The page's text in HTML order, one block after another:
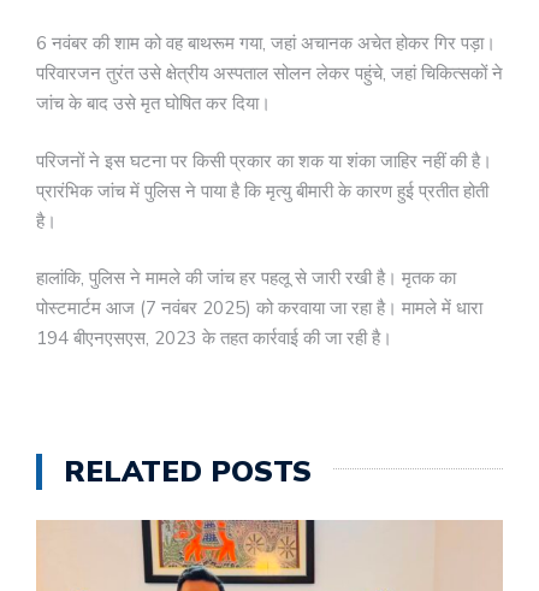
6 नवंबर की शाम को वह बाथरूम गया, जहां अचानक अचेत होकर गिर पड़ा।
परिवारजन तुरंत उसे क्षेत्रीय अस्पताल सोलन लेकर पहुंचे, जहां चिकित्सकों ने
जांच के बाद उसे मृत घोषित कर दिया।
परिजनों ने इस घटना पर किसी प्रकार का शक या शंका जाहिर नहीं की है।
प्रारंभिक जांच में पुलिस ने पाया है कि मृत्यु बीमारी के कारण हुई प्रतीत होती
है।
हालांकि, पुलिस ने मामले की जांच हर पहलू से जारी रखी है। मृतक का
पोस्टमार्टम आज (7 नवंबर 2025) को करवाया जा रहा है। मामले में धारा
194 बीएनएसएस, 2023 के तहत कार्रवाई की जा रही है।
RELATED POSTS